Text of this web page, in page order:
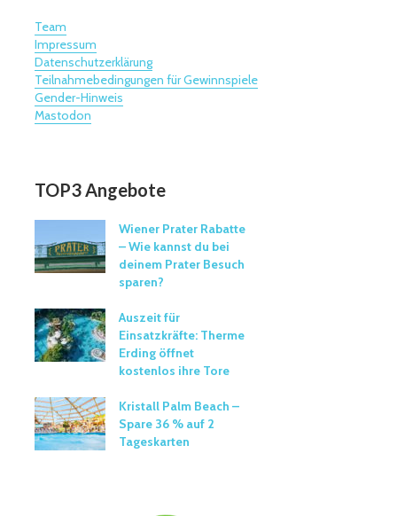
Team
Impressum
Datenschutzerklärung
Teilnahmebedingungen für Gewinnspiele
Gender-Hinweis
Mastodon
TOP3 Angebote
Wiener Prater Rabatte
– Wie kannst du bei
deinem Prater Besuch
sparen?
Auszeit für
Einsatzkräfte: Therme
Erding öffnet
kostenlos ihre Tore
Kristall Palm Beach –
Spare 36 % auf 2
Tageskarten